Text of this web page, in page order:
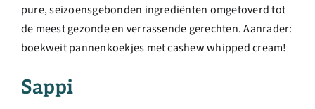
pure, seizoensgebonden ingrediënten omgetoverd tot
de meest gezonde en verrassende gerechten. Aanrader:
boekweit pannenkoekjes met cashew whipped cream!
Sappi